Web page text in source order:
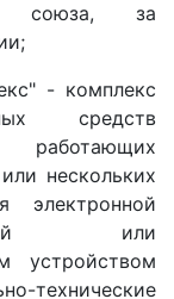
союза, за
- комплекс
средств
работающих
нескольких
электронной
или
устройством
технические